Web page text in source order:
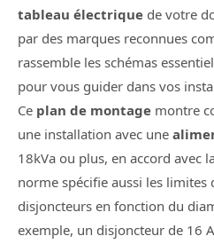
tableau électrique de votre
par des marques reconnues
rassemble les schémas
pour vous guider dans vos
Ce plan de montage montre
une installation avec une
18kVa ou plus, en accord avec
norme spécifie aussi les limites
disjoncteurs en fonction du
exemple, un disjoncteur de 16